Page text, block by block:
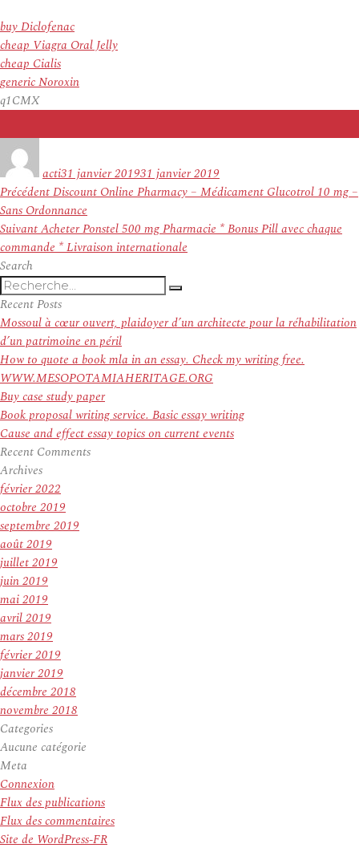
buy Diclofenac
cheap Viagra Oral Jelly
cheap Cialis
generic Noroxin
q1CMX
actile
31 janvier 201931 janvier 2019
Navigation
de
l’article
PrécédentArticle
précédent :
Discount Online Pharmacy – Médicament Glucotrol 10 mg –
Sans Ordonnance
SuivantArticle
suivant :
Acheter Ponstel 500 mg Pharmacie * Bonus Pill avec chaque
commande * Livraison internationale
Search
Recherche
pour
:
Recherche
Recent Posts
Mossoul à cœur ouvert, plaidoyer d’un architecte pour la réhabilitation
d’un patrimoine en péril
How to quote a book mla in an essay. Check my writing free.
WWW.MESOPOTAMIAHERITAGE.ORG
Buy case study paper
Book proposal writing service. Basic essay writing
Cause and effect essay topics on current events
Recent Comments
Archives
février 2022
octobre 2019
septembre 2019
août 2019
juillet 2019
juin 2019
mai 2019
avril 2019
mars 2019
février 2019
janvier 2019
décembre 2018
novembre 2018
Categories
Aucune catégorie
Meta
Connexion
Flux des publications
Flux des commentaires
Site de WordPress-FR